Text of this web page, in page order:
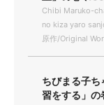
Chibi Maruko-
no kiza yaro
原作/Original
ちびまる子
習をする」